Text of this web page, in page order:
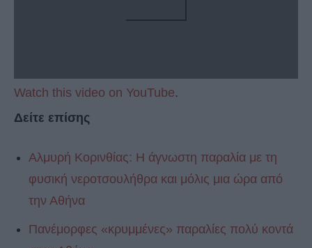
Watch this video on YouTube.
Δείτε επίσης
Αλμυρή Κορινθίας: Η άγνωστη παραλία με τη
φυσική νεροτσουλήθρα και μόλις μια ώρα από
την Αθήνα
Πανέμορφες «κρυμμένες» παραλίες πολύ κοντά